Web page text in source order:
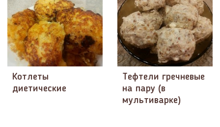
Котлеты
диетические
Тефтели гречневые
на пару (в
мультиварке)